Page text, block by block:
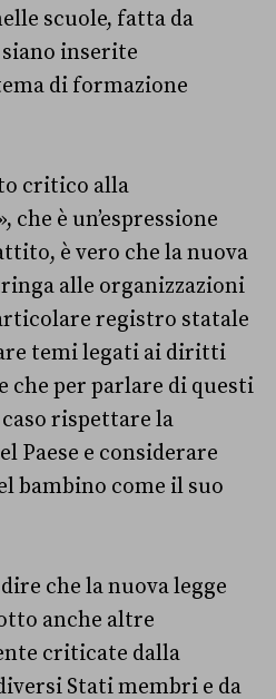
scuole, fatta da
inserite
di formazione
critico alla
che è un’espressione
è vero che la nuova
alle organizzazioni
registro statale
temi legati ai diritti
che per parlare di questi
rispettare la
Paese e considerare
bambino come il suo
che la nuova legge
anche altre
criticate dalla
Stati membri e da